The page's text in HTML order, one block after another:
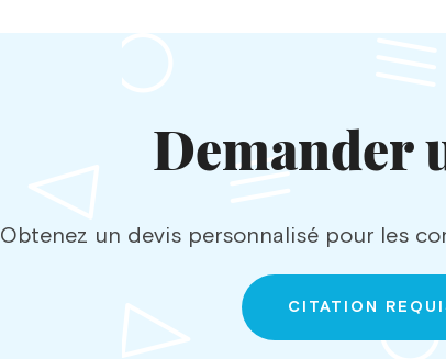
Demander
Obtenez un devis personnalisé pour les
CITATION